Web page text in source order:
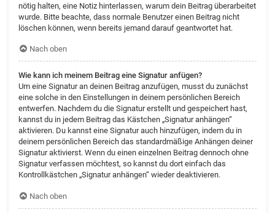
nötig halten, eine Notiz hinterlassen, warum dein Beitrag überarbeitet
wurde. Bitte beachte, dass normale Benutzer einen Beitrag nicht
löschen können, wenn bereits jemand darauf geantwortet hat.
Nach oben
Wie kann ich meinem Beitrag eine Signatur anfügen?
Um eine Signatur an deinen Beitrag anzufügen, musst du zunächst
eine solche in den Einstellungen in deinem persönlichen Bereich
entwerfen. Nachdem du die Signatur erstellt und gespeichert hast,
kannst du in jedem Beitrag das Kästchen „Signatur anhängen“
aktivieren. Du kannst eine Signatur auch hinzufügen, indem du in
deinem persönlichen Bereich das standardmäßige Anhängen deiner
Signatur aktivierst. Wenn du einen einzelnen Beitrag dennoch ohne
Signatur verfassen möchtest, so kannst du dort einfach das
Kontrollkästchen „Signatur anhängen“ wieder deaktivieren.
Nach oben